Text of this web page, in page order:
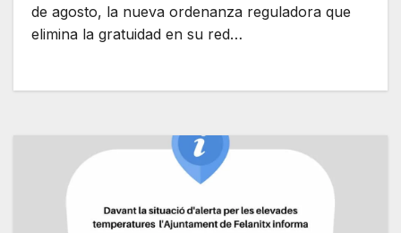
de agosto, la nueva ordenanza reguladora que
elimina la gratuidad en su red…